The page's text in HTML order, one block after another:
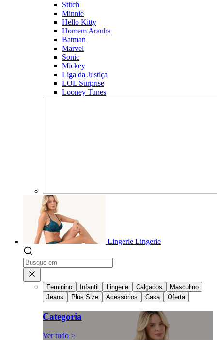
Stitch
Minnie
Hello Kitty
Homem Aranha
Batman
Marvel
Sonic
Mickey
Liga da Justiça
LOL Surprise
Looney Tunes
Lingerie Lingerie
Feminino Infantil Lingerie Calçados
Masculino
Jeans
Plus Size Acessórios Casa Oferta
Categoria
Ver tudo >